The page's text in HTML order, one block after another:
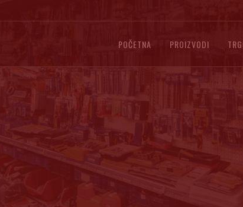
POČETNA PROIZVODI